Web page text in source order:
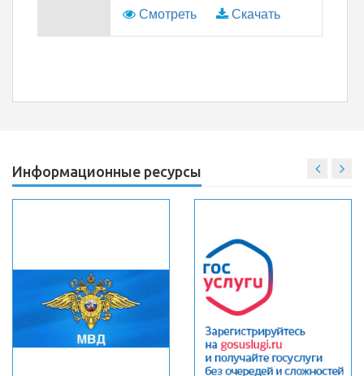
Смотреть
Скачать
Информационные ресурсы